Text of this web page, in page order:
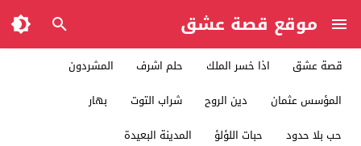
موقع قصة عشق
قصة عشق اذا خسر الملك حلم اشرف
المشردون
المؤسس عثمان
دين الروح شراب التوت
بهار
حب بلا حدود
حبات اللؤلؤ المدينة البعيدة